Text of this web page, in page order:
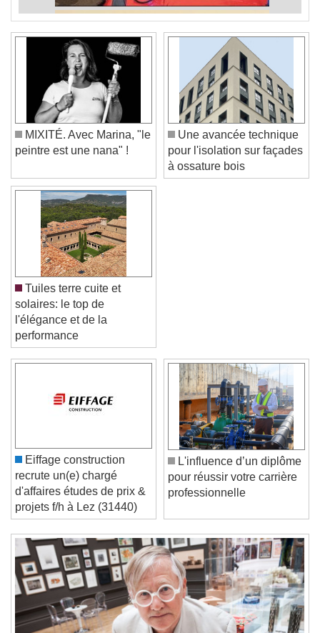
Video Player is loading.
Play
Skip Backward
Skip Forward
Unmute
Current Time0:00
/
Duration -:-
Loaded:0%
Stream TypeLIVE
Seek to live, currently behind liveLIVE
Remaining Time-0:00
1x
Playback Rate
MIXITÉ. Avec Marina, "le
Une avancée technique
pour l'isolation sur façades
à ossature bois
Tuiles terre cuite et
solaires: le top de
l'élégance et de la
performance
Eiffage construction
recrute un(e) chargé
d'affaires études de prix &
projets f/h à Lez (31440)
L'influence d’un diplôme
pour réussir votre carrière